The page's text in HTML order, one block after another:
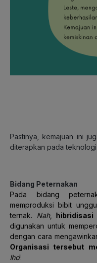
Pastinya, kemajuan ini
diterapkan pada
Bidang Peternakan
Pada bidang
memproduksi bibit
ternak. Nah, hibridisasi
digunakan untuk
dengan cara
Organisasi tersebut
lho!